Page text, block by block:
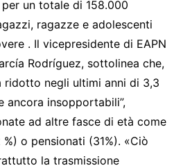
un totale di 158.000
ragazze e adolescenti
. Il vicepresidente di EAPN
Rodríguez, sottolinea che,
ridotto negli ultimi anni di 3,3
ancora insopportabili”,
ad altre fasce di età come
o pensionati (31%). «Ciò
la trasmissione